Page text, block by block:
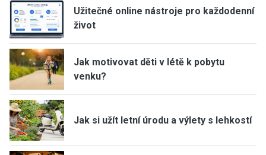
Užitečné online nástroje pro každodenní
život
Jak motivovat děti v létě k pobytu
venku?
Jak si užít letní úrodu a výlety s lehkostí